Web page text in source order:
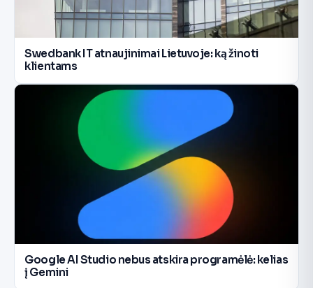
Swedbank IT atnaujinimai Lietuvoje: ką žinoti
klientams
Google AI Studio nebus atskira programėlė: kelias
į Gemini